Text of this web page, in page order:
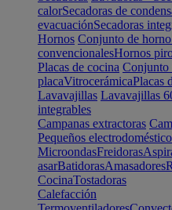
calorSecadoras de
evacuaciónSecadoras
Hornos Conjunto de
convencionalesHornos
Placas de cocina Conjunto
placaVitrocerámicaPlacas
Lavavajillas Lavavajillas
integrables
Campanas extractoras
Pequeños
MicroondasFreidoras
asarBatidorasAmasadores
CocinaTostadoras
Calefacción